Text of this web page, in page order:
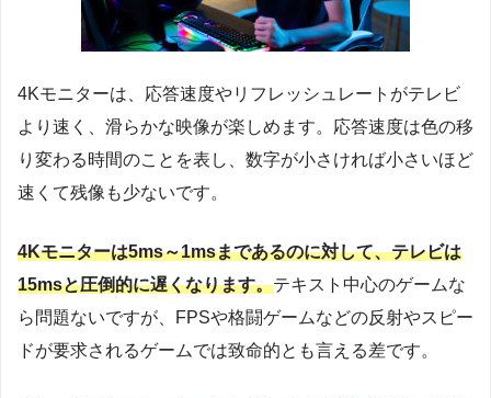
4Kモニターは、応答速度やリフレッシュレートがテレビ
より速く、滑らかな映像が楽しめます。応答速度は色の移
り変わる時間のことを表し、数字が小さければ小さいほど
速くて残像も少ないです。
4Kモニターは5ms～1msまであるのに対して、テレビは
15msと圧倒的に遅くなります。テキスト中心のゲームな
ら問題ないですが、FPSや格闘ゲームなどの反射やスピー
ドが要求されるゲームでは致命的とも言える差です。